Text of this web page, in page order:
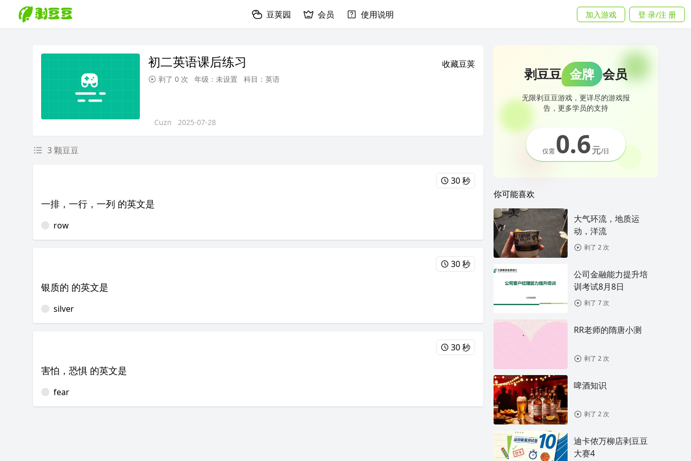
豆荚园 会员 使用说明 加入游戏 登 录/注 册
初二英语课后练习 收藏豆荚
剥了 0 次 年级：未设置 科目：英语
Cuzn 2025-07-28
3 颗豆豆
30 秒
一排，一行，一列 的英文是
row
30 秒
银质的 的英文是
silver
30 秒
害怕，恐惧 的英文是
fear
剥豆豆 金牌 会员
无限剥豆豆游戏，更详尽的游戏报
告，更多学员的支持
仅需0.6元/日
你可能喜欢
大气环流，地质运
动，洋流
剥了 2 次
公司金融能力提升培
训考试8月8日
剥了 7 次
RR老师的隋唐小测
剥了 2 次
啤酒知识
剥了 2 次
迪卡侬万柳店剥豆豆
大赛4